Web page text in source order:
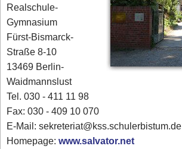
Realschule-
Gymnasium
Fürst-Bismarck-
Straße 8-10
13469 Berlin-
Waidmannslust
Tel. 030 - 411 11 98
Fax: 030 - 409 10 070
E-Mail: sekreteriat@kss.schulerbistum.de
Homepage:www.salvator.net